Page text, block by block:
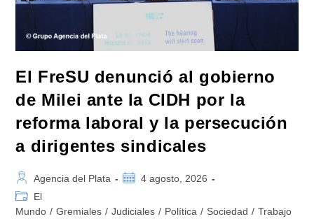
El FreSU denunció al gobierno
de Milei ante la CIDH por la
reforma laboral y la persecución
a dirigentes sindicales
Autor
de
la
Agencia del Plata
Publicación
la
4 agosto, 2026
Categoría
de
El
Mundo / Gremiales / Judiciales / Política / Sociedad / Trabajo